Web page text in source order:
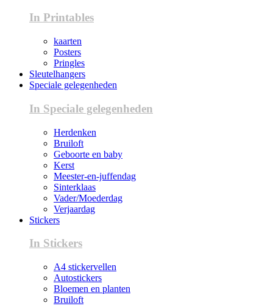
In Printables
kaarten
Posters
Pringles
Sleutelhangers
Speciale gelegenheden
In Speciale gelegenheden
Herdenken
Bruiloft
Geboorte en baby
Kerst
Meester-en-juffendag
Sinterklaas
Vader/Moederdag
Verjaardag
Stickers
In Stickers
A4 stickervellen
Autostickers
Bloemen en planten
Bruiloft